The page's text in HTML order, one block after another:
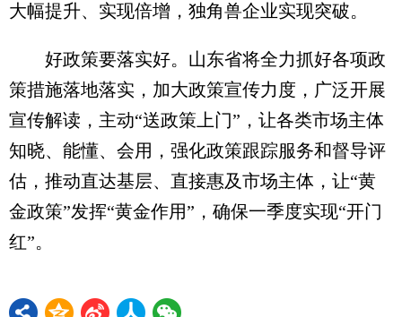
大幅提升、实现倍增，独角兽企业实现突破。
好政策要落实好。山东省将全力抓好各项政
策措施落地落实，加大政策宣传力度，广泛开展
宣传解读，主动“送政策上门”，让各类市场主体
知晓、能懂、会用，强化政策跟踪服务和督导评
估，推动直达基层、直接惠及市场主体，让“黄
金政策”发挥“黄金作用”，确保一季度实现“开门
红”。